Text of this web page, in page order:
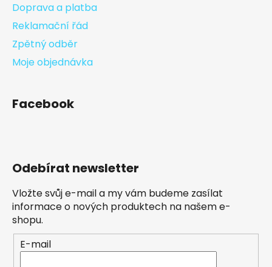
Doprava a platba
Reklamační řád
Zpětný odběr
Moje objednávka
Facebook
Odebírat newsletter
Vložte svůj e-mail a my vám budeme zasílat
informace o nových produktech na našem e-
shopu.
E-mail